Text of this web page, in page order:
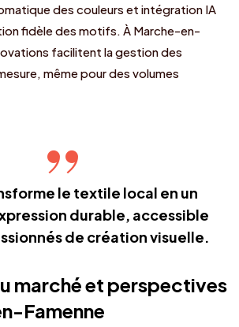
des couleurs et intégration IA
fidèle des motifs. À Marche-en-
facilitent la gestion des
même pour des volumes
le textile local en un
durable, accessible
de création visuelle.
marché et perspectives
Famenne